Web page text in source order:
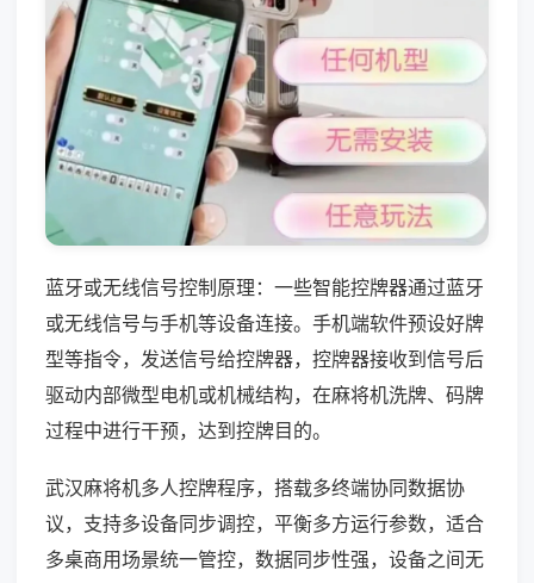
蓝牙或无线信号控制原理：一些智能控牌器通过蓝牙
或无线信号与手机等设备连接。手机端软件预设好牌
型等指令，发送信号给控牌器，控牌器接收到信号后
驱动内部微型电机或机械结构，在麻将机洗牌、码牌
过程中进行干预，达到控牌目的。
武汉麻将机多人控牌程序，搭载多终端协同数据协
议，支持多设备同步调控，平衡多方运行参数，适合
多桌商用场景统一管控，数据同步性强，设备之间无